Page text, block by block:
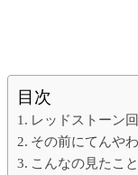
目次
レッドストーン
その前にてんや
こんなの見たこ